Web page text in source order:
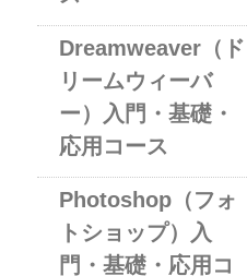
Dreamweaver（ド
リームウィーバ
ー）入門・基礎・
応用コース
Photoshop（フォ
トショップ）入
門・基礎・応用コ